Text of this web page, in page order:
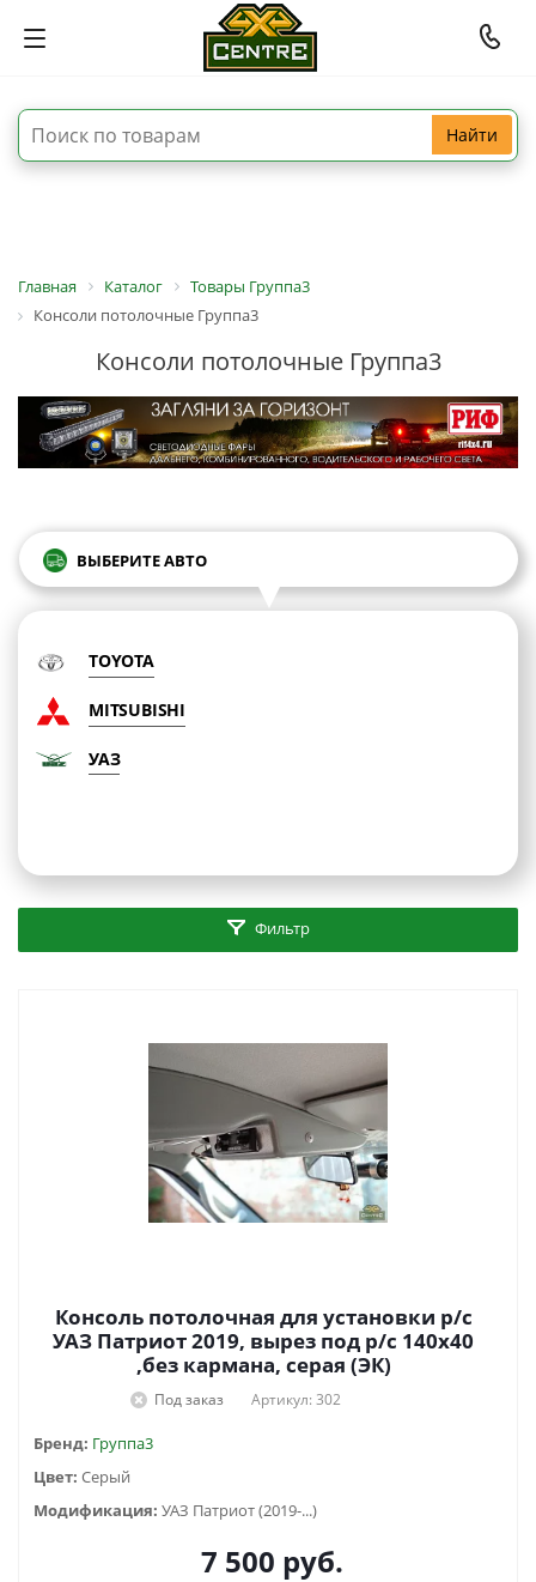
Найти
Главная Каталог
Товары Группа3
Консоли потолочные Группа3
Консоли потолочные Группа3
ВЫБЕРИТЕ АВТО
TOYOTA
MITSUBISHI
УАЗ
Фильтр
Консоль потолочная для установки р/c
УАЗ Патриот 2019, вырез под р/с 140х40
,без кармана, серая (ЭК)
Под заказ Артикул: 302
Бренд: Группа3
Цвет: Серый
Модификация: УАЗ Патриот (2019-...)
7 500 руб.